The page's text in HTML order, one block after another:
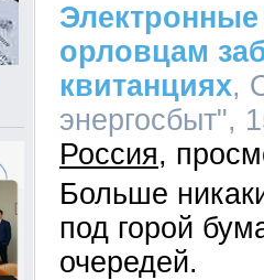
Электронные
орловцам
квитанциях,
энергосбыт",
Россия
Больше
под горой
очередей.